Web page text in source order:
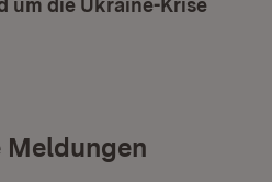
um die Ukraine-Krise
Meldungen